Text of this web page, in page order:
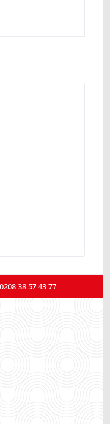
38 57 43 77